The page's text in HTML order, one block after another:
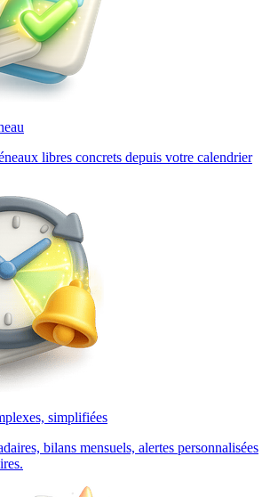
libres concrets depuis votre calendrier
simplifiées
bilans mensuels, alertes personnalisées